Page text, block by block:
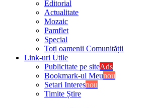
Editorial
Actualitate
Mozaic
Pamflet
Special
Toți oamenii Comunității
Link-uri Utile
Publicitate pe siteAds
Bookmark-ul Meunou
Setari Interesnou
Timite Știre